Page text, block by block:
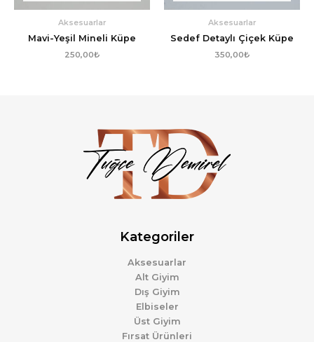
Aksesuarlar
Mavi-Yeşil Mineli Küpe
250,00₺
Aksesuarlar
Sedef Detaylı Çiçek Küpe
350,00₺
Kategoriler
Aksesuarlar
Alt Giyim
Dış Giyim
Elbiseler
Üst Giyim
Fırsat Ürünleri